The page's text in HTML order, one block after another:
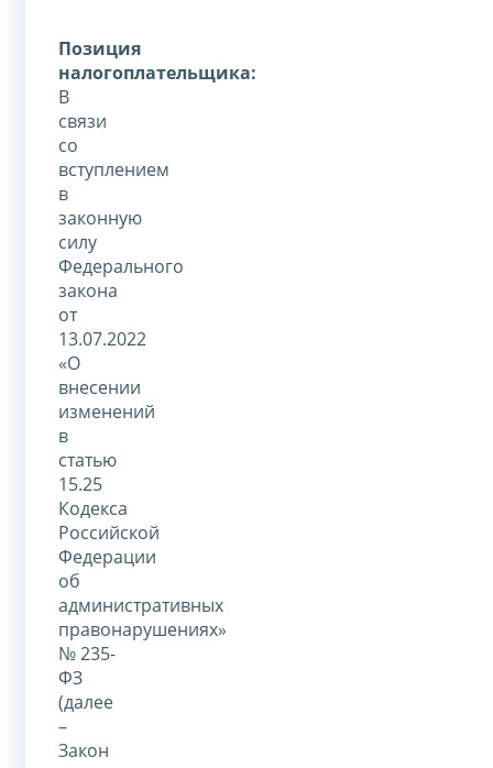
Позиция
налогоплательщика:
В
связи
со
вступлением
в
законную
силу
Федерального
закона
от
13.07.2022
«О
внесении
изменений
в
статью
15.25
Кодекса
Российской
Федерации
об
административных
правонарушениях»
№ 235-
ФЗ
(далее
–
Закон